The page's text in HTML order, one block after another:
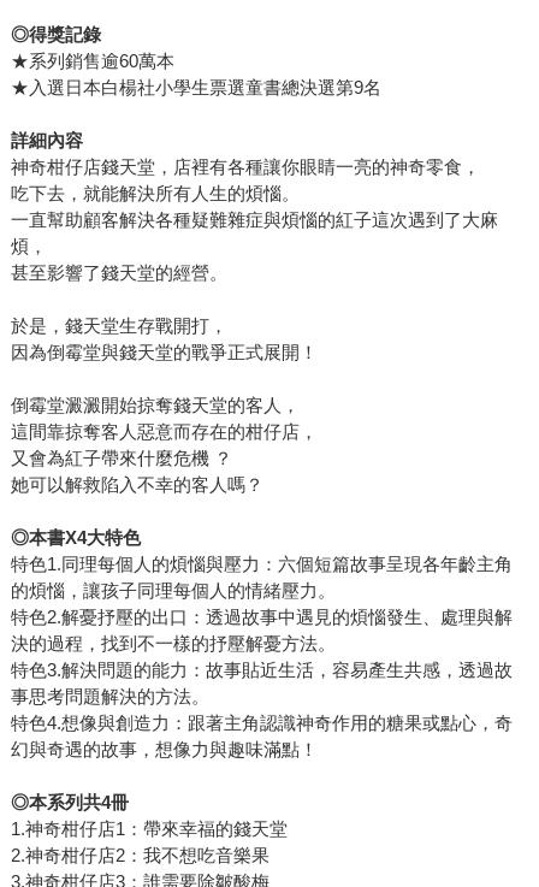
◎得獎記錄
★系列銷售逾60萬本
★入選日本白楊社小學生票選童書總決選第9名
詳細內容
神奇柑仔店錢天堂，店裡有各種讓你眼睛一亮的神奇零食，
吃下去，就能解決所有人生的煩惱。
一直幫助顧客解決各種疑難雜症與煩惱的紅子這次遇到了大麻
煩，
甚至影響了錢天堂的經營。
於是，錢天堂生存戰開打，
因為倒霉堂與錢天堂的戰爭正式展開！
倒霉堂澱澱開始掠奪錢天堂的客人，
這間靠掠奪客人惡意而存在的柑仔店，
又會為紅子帶來什麼危機 ？
她可以解救陷入不幸的客人嗎？
◎本書X4大特色
特色1.同理每個人的煩惱與壓力：六個短篇故事呈現各年齡主角
的煩惱，讓孩子同理每個人的情緒壓力。
特色2.解憂抒壓的出口：透過故事中遇見的煩惱發生、處理與解
決的過程，找到不一樣的抒壓解憂方法。
特色3.解決問題的能力：故事貼近生活，容易產生共感，透過故
事思考問題解決的方法。
特色4.想像與創造力：跟著主角認識神奇作用的糖果或點心，奇
幻與奇遇的故事，想像力與趣味滿點！
◎本系列共4冊
1.神奇柑仔店1：帶來幸福的錢天堂
2.神奇柑仔店2：我不想吃音樂果
3.神奇柑仔店3：誰需要除皺酸梅